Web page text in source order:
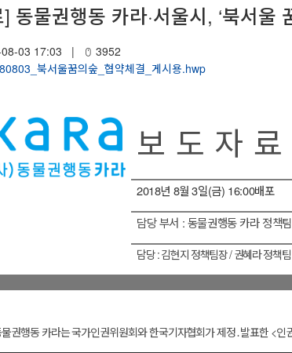
동물권행동 카라·서울시, ‘북서울
03 17:03 |
3952
북서울꿈의숲_협약체결_게시용.hwp
보 도 자 료
2018년 8월3일(금) 16:00배포
담당 부서 :동물권행동 카라 정책팀
담당:김현지 정책팀장/권혜라 정책
권행동 카라는 국가인권위원회와 한국기자협회가 제정․발표한 <인